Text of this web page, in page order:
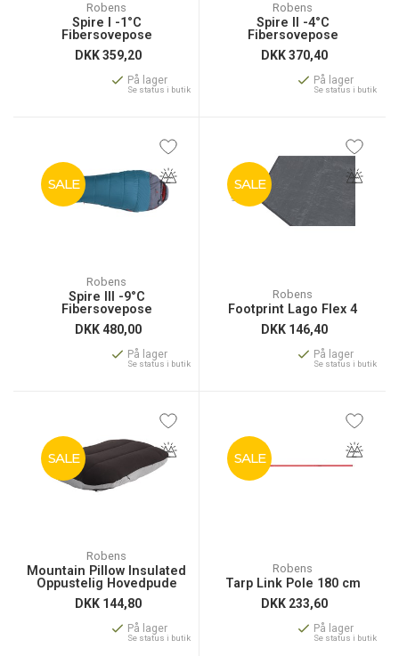
Robens
Spire I -1°C
Fibersovepose
DKK359,20
På lager
Se status i butik
Robens
Spire II -4°C
Fibersovepose
DKK370,40
På lager
Se status i butik
SALE
Robens
Spire III -9°C
Fibersovepose
DKK480,00
På lager
Se status i butik
SALE
Robens
Footprint Lago Flex 4
DKK 146,40
På lager
Se status i butik
SALE
Robens
Mountain Pillow Insulated
Oppustelig Hovedpude
DKK 144,80
På lager
Se status i butik
SALE
Robens
Tarp Link Pole 180 cm
DKK 233,60
På lager
Se status i butik